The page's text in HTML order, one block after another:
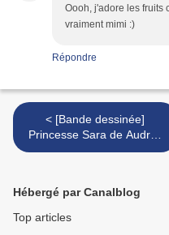
Oooh, j'adore les fruits
vraiment mimi :)
Répondre
< [Bande dessinée]
Princesse Sara de Audrey
ALWETT et Nora MORETTI
Hébergé par Canalblog
Top articles